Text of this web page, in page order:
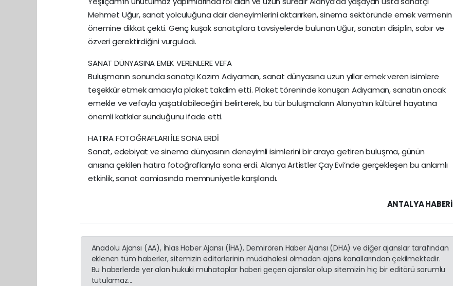
Mehmet Uğur, sanat yolculuğuna dair deneyimlerini aktarırken, sinema sektöründe emek vermenin
önemine dikkat çekti. Genç kuşak sanatçılara tavsiyelerde bulunan Uğur, sanatın disiplin, sabır ve
özveri gerektirdiğini vurguladı.
SANAT DÜNYASINA EMEK VERENLERE VEFA
Buluşmanın sonunda sanatçı Kazım Adıyaman, sanat dünyasına uzun yıllar emek veren isimlere
teşekkür etmek amacıyla plaket takdim etti. Plaket töreninde konuşan Adıyaman, sanatın ancak
emekle ve vefayla yaşatılabileceğini belirterek, bu tür buluşmaların Alanya’nın kültürel hayatına
önemli katkılar sunduğunu ifade etti.
HATIRA FOTOĞRAFLARI İLE SONA ERDİ
Sanat, edebiyat ve sinema dünyasının deneyimli isimlerini bir araya getiren buluşma, günün
anısına çekilen hatıra fotoğraflarıyla sona erdi. Alanya Artistler Çay Evi’nde gerçekleşen bu anlamlı
etkinlik, sanat camiasında memnuniyetle karşılandı.
ANTALYA HABERİ
Anadolu Ajansı (AA), İhlas Haber Ajansı (İHA), Demirören Haber Ajansı (DHA) ve diğer ajanslar tarafından
eklenen tüm haberler, sitemizin editörlerinin müdahalesi olmadan ajans kanallarından çekilmektedir.
Bu haberlerde yer alan hukuki muhataplar haberi geçen ajanslar olup sitemizin hiç bir editörü sorumlu
tutulamaz...